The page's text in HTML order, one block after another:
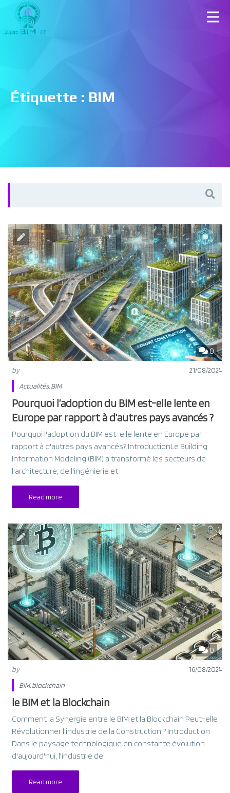
Étiquette : BIM
0
by
21/08/2024
Actualités, BIM
Pourquoi l’adoption du BIM est-elle lente en
Europe par rapport à d’autres pays avancés ?
Pourquoi l'adoption du BIM est-elle lente en Europe par
rapport à d'autres pays avancés? IntroductionLe Building
Information Modeling (BIM) a transformé les secteurs de
l'architecture, de l'ingénierie et
Read more
0
by
16/08/2024
BIM,blockchain
le BIM et la Blockchain
Comment la Synergie entre le BIM et la Blockchain Peut-elle
Révolutionner l'industrie de la Construction ? Introduction
Dans le paysage technologique en constante évolution
d'aujourd'hui, l'industrie de
Read more